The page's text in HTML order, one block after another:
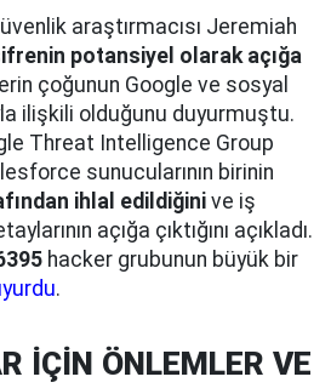
araştırmacısı Jeremiah
potansiyel olarak açığa
çoğunun Google ve sosyal
ilişkili olduğunu duyurmuştu.
Threat Intelligence Group
sunucularının birinin
ihlal edildiğini ve iş
açığa çıktığını açıkladı.
hacker grubunun büyük bir
.
İÇİN ÖNLEMLER VE